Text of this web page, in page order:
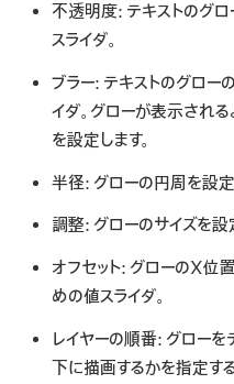
不透明度: テキストのグ
スライダ。
ブラー: テキストのグロー
イダ。グローが表示される
を設定します。
半径: グローの円周を設定
調整: グローのサイズを設
オフセット: グローのX位
めの値スライダ。
レイヤーの順番: グローを
下に描画するかを指定する